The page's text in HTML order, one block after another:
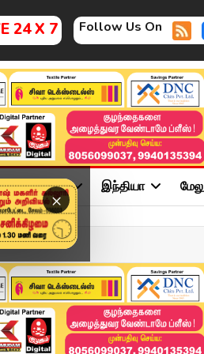
24 X 7 Follow Us On
×
விளையாட்டு இந்தியா